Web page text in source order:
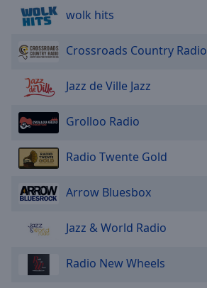
wolk hits
Crossroads Country Radio
Jazz de Ville Jazz
Grolloo Radio
Radio Twente Gold
Arrow Bluesbox
Jazz & World Radio
Radio New Wheels